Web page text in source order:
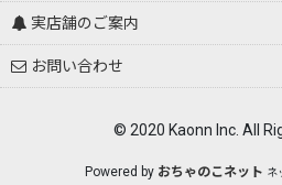
実店舗のご案内
お問い合わせ
© 2020 Kaonn Inc. All
Powered by おちゃのこネット ネ